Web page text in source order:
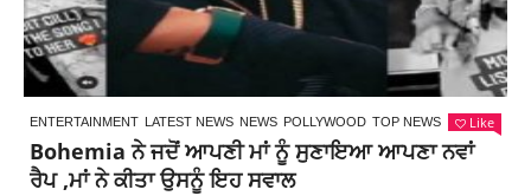
ENTERTAINMENT LATEST NEWS NEWS POLLYWOOD TOP NEWS Like
Bohemia ਨੇ ਜਦੋਂ ਆਪਣੀ ਮਾਂ ਨੂੰ ਸੁਣਾਇਆ ਆਪਣਾ ਨਵਾਂ
ਰੈਪ ,ਮਾਂ ਨੇ ਕੀਤਾ ਉਸਨੂੰ ਇਹ ਸਵਾਲ